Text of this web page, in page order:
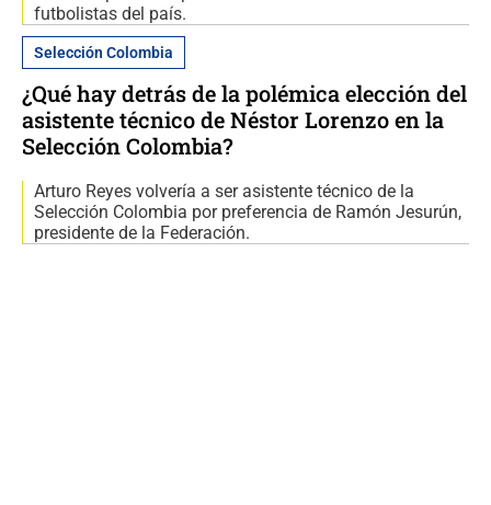
futbolistas del país.
Selección Colombia
¿Qué hay detrás de la polémica elección del
asistente técnico de Néstor Lorenzo en la
Selección Colombia?
Arturo Reyes volvería a ser asistente técnico de la
Selección Colombia por preferencia de Ramón Jesurún,
presidente de la Federación.